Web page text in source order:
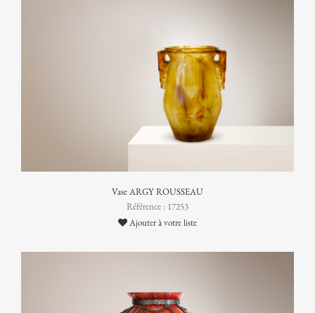
Vase ARGY ROUSSEAU
Référence : 17253
Ajouter à votre liste